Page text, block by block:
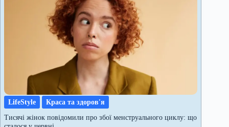
LifeStyle
Краса та здоров'я
Тисячі жінок повідомили про збої менструального циклу: що